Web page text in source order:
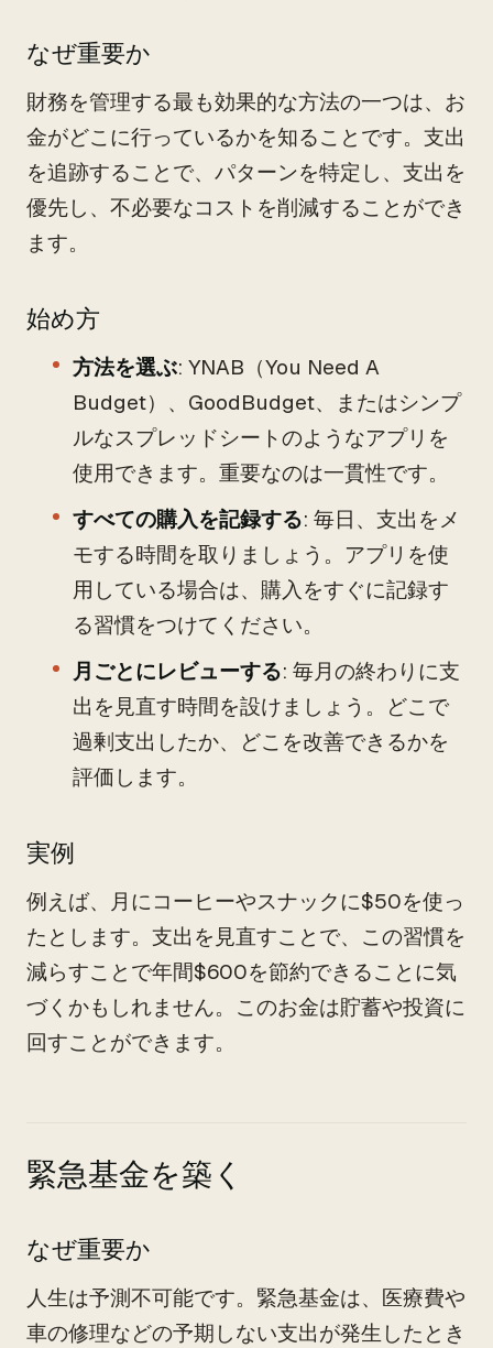
なぜ重要か
財務を管理する最も効果的な方法の一つは、お
金がどこに行っているかを知ることです。支出
を追跡することで、パターンを特定し、支出を
優先し、不必要なコストを削減することができ
ます。
始め方
方法を選ぶ: YNAB（You Need A
Budget）、GoodBudget、またはシンプ
ルなスプレッドシートのようなアプリを
使用できます。重要なのは一貫性です。
すべての購入を記録する: 毎日、支出をメ
モする時間を取りましょう。アプリを使
用している場合は、購入をすぐに記録す
る習慣をつけてください。
月ごとにレビューする: 毎月の終わりに支
出を見直す時間を設けましょう。どこで
過剰支出したか、どこを改善できるかを
評価します。
実例
例えば、月にコーヒーやスナックに$50を使っ
たとします。支出を見直すことで、この習慣を
減らすことで年間$600を節約できることに気
づくかもしれません。このお金は貯蓄や投資に
回すことができます。
緊急基金を築く
なぜ重要か
人生は予測不可能です。緊急基金は、医療費や
車の修理などの予期しない支出が発生したとき